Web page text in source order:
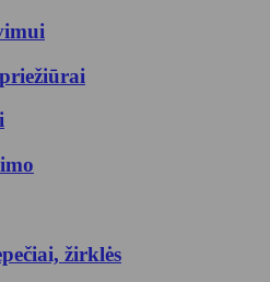
žirklės